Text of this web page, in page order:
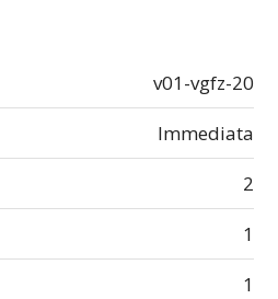
v01-vgfz-20
Immediata
2
1
1